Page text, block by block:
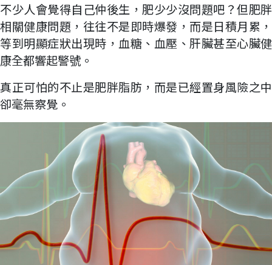
不少人會覺得自己仲後生，肥少少沒問題吧？但肥胖
相關健康問題，往往不是即時爆發，而是日積月累，
等到明顯症狀出現時，血糖、血壓、肝臟甚至心臟健
康全都響起警號。
真正可怕的不止是肥胖脂肪，而是已經置身風險之中
卻毫無察覺。